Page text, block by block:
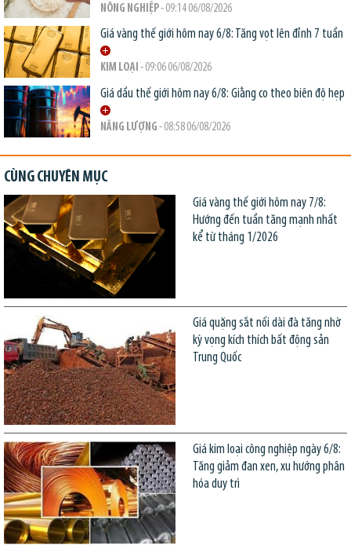
NÔNG NGHIỆP- 09:14 06/08/2026
Giá vàng thế giới hôm nay 6/8: Tăng vọt lên đỉnh 7 tuần
KIM LOẠI - 09:06 06/08/2026
Giá dầu thế giới hôm nay 6/8: Giằng co theo biên độ hẹp
NĂNG LƯỢNG - 08:58 06/08/2026
CÙNG CHUYÊN MỤC
Giá vàng thế giới hôm nay 7/8:
Hướng đến tuần tăng mạnh nhất
kể từ tháng 1/2026
Giá quặng sắt nối dài đà tăng nhờ
kỳ vọng kích thích bất động sản
Trung Quốc
Giá kim loại công nghiệp ngày 6/8:
Tăng giảm đan xen, xu hướng phân
hóa duy trì